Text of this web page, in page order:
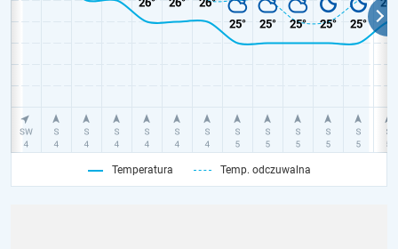
Temperatura Temp. odczuwalna